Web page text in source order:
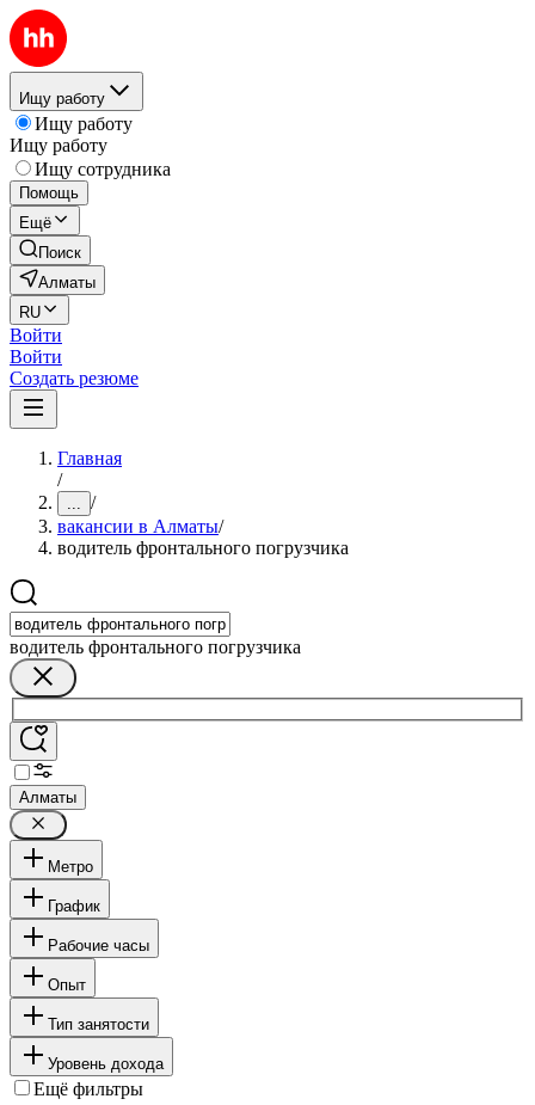
Ищу работу
Ищу работу
Ищу работу
Ищу сотрудника
Помощь
Ещё
Поиск
Алматы
RU
Войти
Войти
Создать резюме
Главная
/
... /
вакансии в Алматы/
водитель фронтального погрузчика
водитель фронтального погрузчика
Алматы
Метро
График
Рабочие часы
Опыт
Тип занятости
Уровень дохода
Ещё фильтры